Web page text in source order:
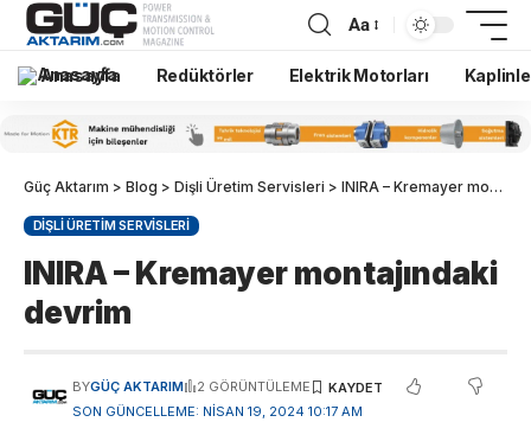
Aa
Anasayfa Redüktörler Elektrik Motorları
Güç Aktarım > Blog > Dişli Üretim Servisleri > INIRA – Kremayer montajındaki devrim
DIŞLI ÜRETIM SERVISLERI
INIRA – Kremayer montajındaki
devrim
SON GÜNCELLEME: NISAN 19, 2024 10:17 AM
BYGÜÇ AKTARIM 2 GÖRÜNTÜLEME